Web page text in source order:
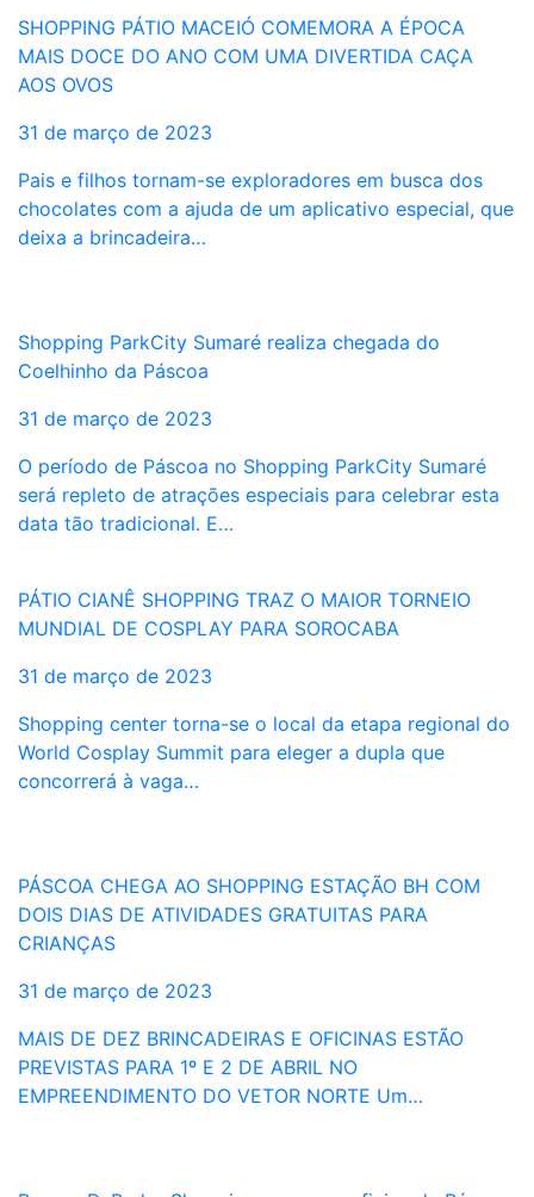
SHOPPING PÁTIO MACEIÓ COMEMORA A ÉPOCA
MAIS DOCE DO ANO COM UMA DIVERTIDA CAÇA
AOS OVOS
31 de março de 2023
Pais e filhos tornam-se exploradores em busca dos
chocolates com a ajuda de um aplicativo especial, que
deixa a brincadeira…
Shopping ParkCity Sumaré realiza chegada do
Coelhinho da Páscoa
31 de março de 2023
O período de Páscoa no Shopping ParkCity Sumaré
será repleto de atrações especiais para celebrar esta
data tão tradicional. E…
PÁTIO CIANÊ SHOPPING TRAZ O MAIOR TORNEIO
MUNDIAL DE COSPLAY PARA SOROCABA
31 de março de 2023
Shopping center torna-se o local da etapa regional do
World Cosplay Summit para eleger a dupla que
concorrerá à vaga…
PÁSCOA CHEGA AO SHOPPING ESTAÇÃO BH COM
DOIS DIAS DE ATIVIDADES GRATUITAS PARA
CRIANÇAS
31 de março de 2023
MAIS DE DEZ BRINCADEIRAS E OFICINAS ESTÃO
PREVISTAS PARA 1º E 2 DE ABRIL NO
EMPREENDIMENTO DO VETOR NORTE Um…